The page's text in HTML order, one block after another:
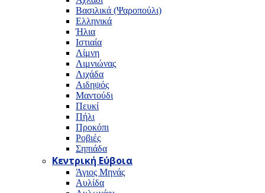
Βασιλικά (Ψαροπούλι)
Ελληνικά
Ήλια
Ιστιαία
Λίμνη
Λιμνιώνας
Λιχάδα
Αιδηψός
Μαντούδι
Πευκί
Πήλι
Προκόπι
Ροβιές
Σηπιάδα
Κεντρική Εύβοια
Άγιος Μηνάς
Αυλίδα